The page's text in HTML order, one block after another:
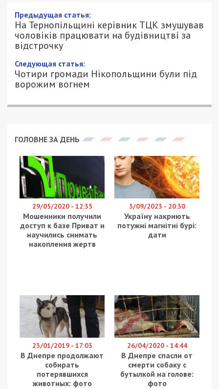
Предыдущая статья:
На Тернопільщині керівник ТЦК змушував
чоловіків працювати на будівництві за
відстрочку
Следующая статья:
Чотири громади Нікопольщини були під
ворожим вогнем
ГОЛОВНЕ ЗА ДЕНЬ
29/05/2020 - 12:35
Мошенники получили
доступ к базе Приват и
научились снимать
накопления жертв
3/09/2023 - 20:30
Україну накриють
потужні магнітні бурі:
дати
23/01/2019 - 17:03
В Днепре продолжают
собирать
потерявшихся
животных: фото
26/04/2020 - 14:44
В Днепре спасли от
смерти собаку с
бутылкой на голове:
фото